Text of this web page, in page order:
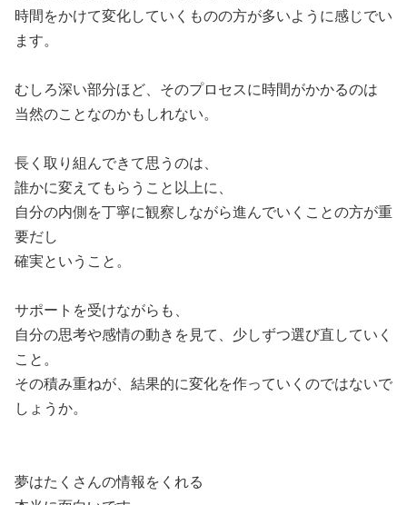
時間をかけて変化していくものの方が多いように感じでい
ます。
むしろ深い部分ほど、そのプロセスに時間がかかるのは
当然のことなのかもしれない。
長く取り組んできて思うのは、
誰かに変えてもらうこと以上に、
自分の内側を丁寧に観察しながら進んでいくことの方が重
要だし
確実ということ。
サポートを受けながらも、
自分の思考や感情の動きを見て、少しずつ選び直していく
こと。
その積み重ねが、結果的に変化を作っていくのではないで
しょうか。
夢はたくさんの情報をくれる